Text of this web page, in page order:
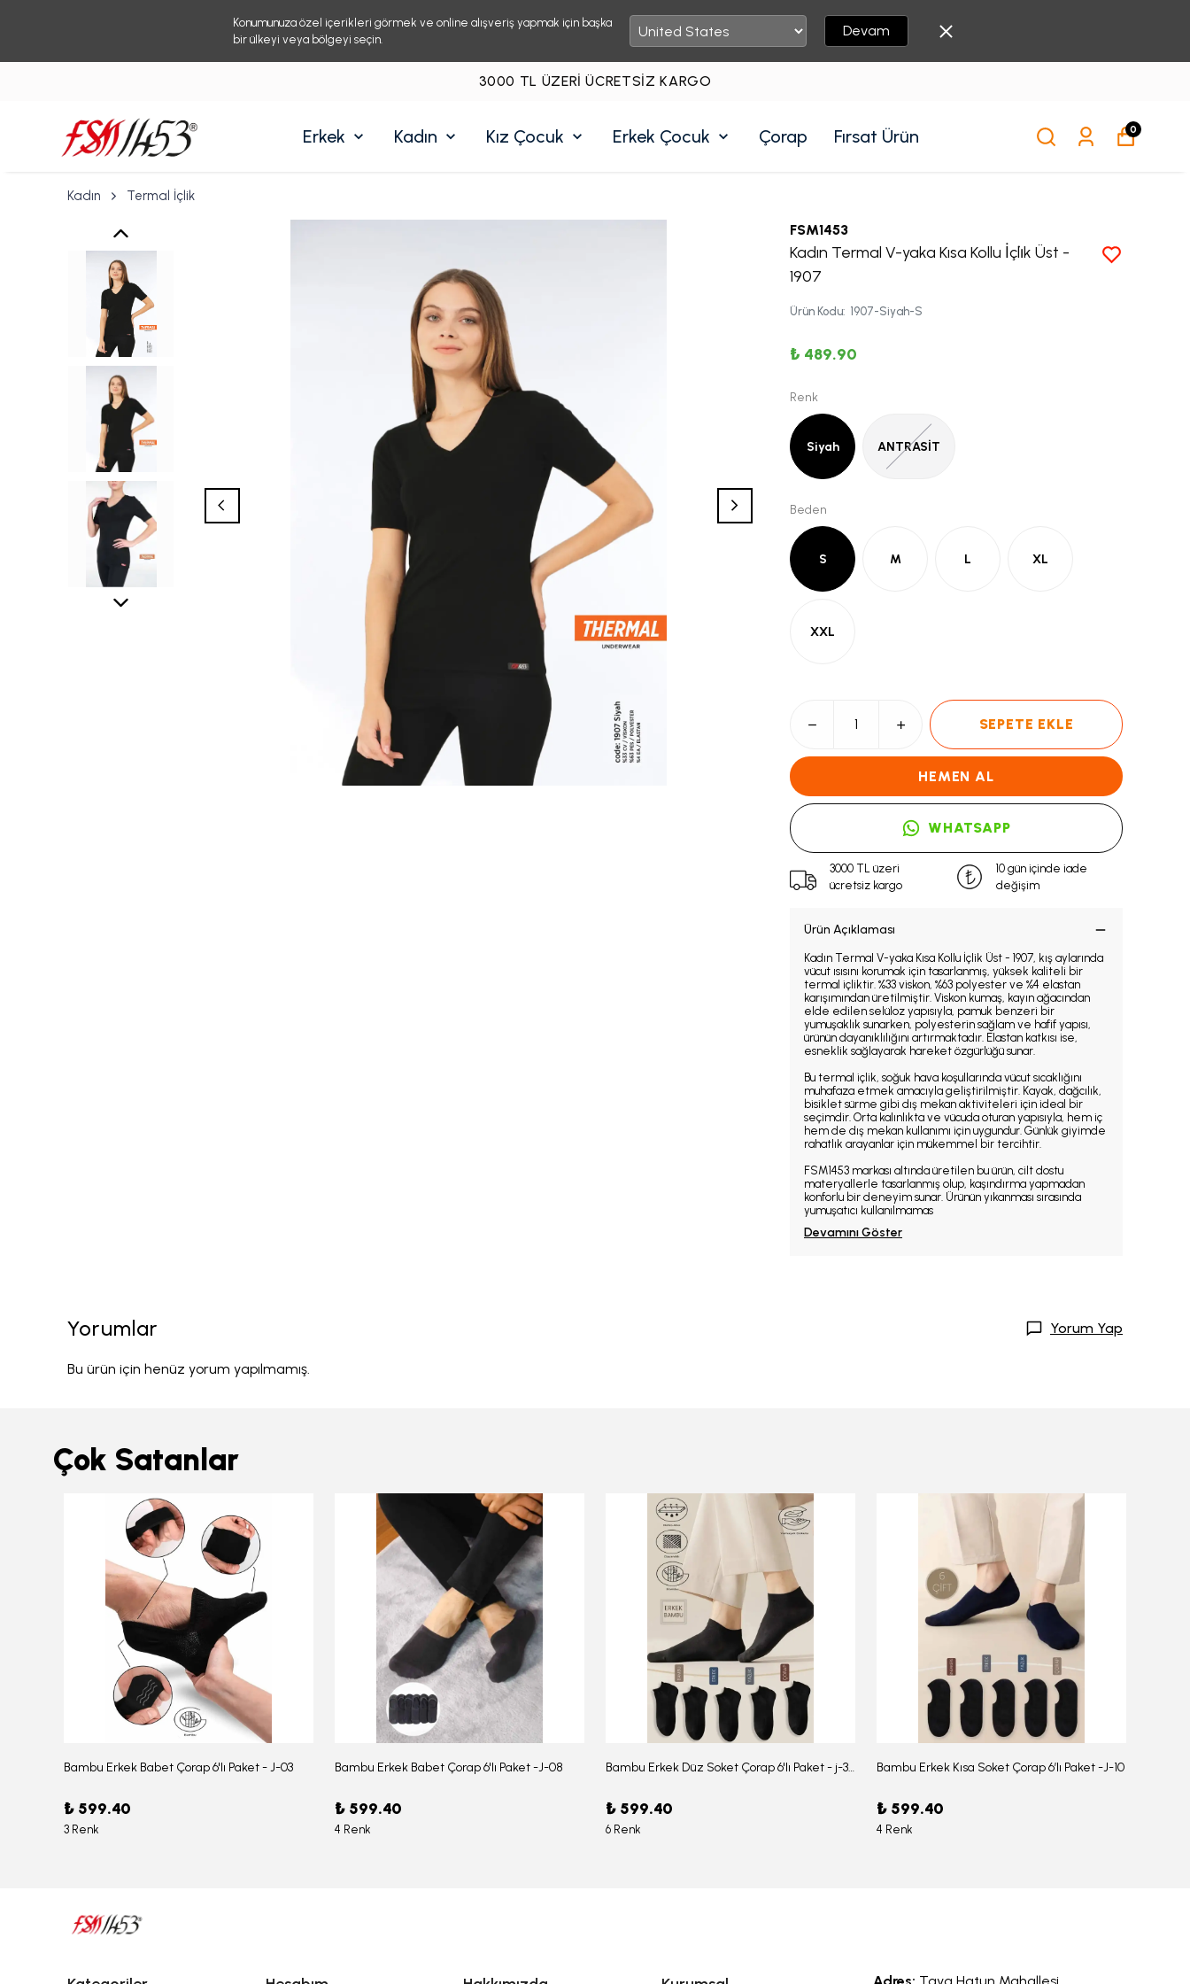
Konumunuza özel içerikleri görmek ve online alışveriş yapmak için başka
bir ülkeyi veya bölgeyi seçin.
Devam
3000 TL ÜZERI ÜCRETSIZ KARGO
Erkek Kadın Kız Çocuk Erkek Çocuk Çorap Fırsat Ürün 0
Kadın Termal İçlik
FSM1453
Kadın Termal V-yaka Kısa Kollu İçli̇k Üst -
1907
Ürün Kodu: 1907-Siyah-S
₺ 489.90
Renk
Siyah ANTRASİT
Beden
S M L XL
XXL
SEPETE EKLE
HEMEN AL
WHATSAPP
3000 TL üzeri
ücretsiz kargo
10 gün içinde iade
değişim
Ürün Açıklaması
Kadın Termal V-yaka Kısa Kollu İçlik Üst - 1907, kış aylarında
vücut ısısını korumak için tasarlanmış, yüksek kaliteli bir
termal içliktir. %33 viskon, %63 polyester ve %4 elastan
karışımından üretilmiştir. Viskon kumaş, kayın ağacından
elde edilen selüloz yapısıyla, pamuk benzeri bir
yumuşaklık sunarken, polyesterin sağlam ve hafif yapısı,
ürünün dayanıklılığını artırmaktadır. Elastan katkısı ise,
esneklik sağlayarak hareket özgürlüğü sunar.
Bu termal içlik, soğuk hava koşullarında vücut sıcaklığını
muhafaza etmek amacıyla geliştirilmiştir. Kayak, dağcılık,
bisiklet sürme gibi dış mekan aktiviteleri için ideal bir
seçimdir. Orta kalınlıkta ve vücuda oturan yapısıyla, hem iç
hem de dış mekan kullanımı için uygundur. Günlük giyimde
rahatlık arayanlar için mükemmel bir tercihtir.
FSM1453 markası altında üretilen bu ürün, cilt dostu
materyallerle tasarlanmış olup, kaşındırma yapmadan
konforlu bir deneyim sunar. Ürünün yıkanması sırasında
yumuşatıcı kullanılmamas
Devamını Göster
Yorumlar Yorum Yap
Bu ürün için henüz yorum yapılmamış.
Çok Satanlar
Bambu Erkek Babet Çorap 6'lı Paket - J-03
₺ 599.40
3 Renk
Bambu Erkek Babet Çorap 6'lı Paket -J-08
₺ 599.40
4 Renk
Bambu Erkek Düz Soket Çorap 6'lı Paket - j-354
₺ 599.40
6 Renk
Bambu Erkek Kısa Soket Çorap 6’lı Paket -J-10
₺ 599.40
4 Renk